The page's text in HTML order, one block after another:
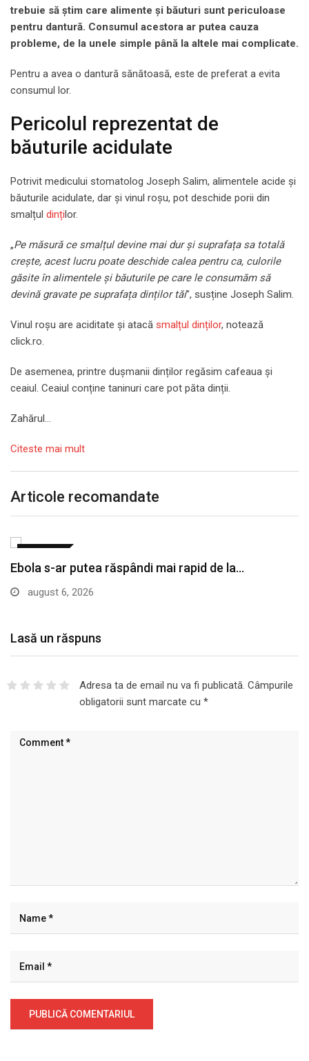
trebuie să știm care alimente și băuturi sunt periculoase
pentru dantură. Consumul acestora ar putea cauza
probleme, de la unele simple până la altele mai complicate.
Pentru a avea o dantură sănătoasă, este de preferat a evita
consumul lor.
Pericolul reprezentat de
băuturile acidulate
Potrivit medicului stomatolog Joseph Salim, alimentele acide și
băuturile acidulate, dar și vinul roșu, pot deschide porii din
smalțul dinților.
„Pe măsură ce smalțul devine mai dur și suprafața sa totală
crește, acest lucru poate deschide calea pentru ca, culorile
găsite în alimentele și băuturile pe care le consumăm să
devină gravate pe suprafața dinților tăi”, susține Joseph Salim.
Vinul roșu are aciditate și atacă smalțul dinților, notează
click.ro.
De asemenea, printre dușmanii dinților regăsim cafeaua și
ceaiul. Ceaiul conține taninuri care pot păta dinții.
Zahărul…
Citeste mai mult
Articole recomandate
S-a descoperit o nouă cauză genetică a durerii…
august 6, 2026
Lasă un răspuns
Adresa ta de email nu va fi publicată. Câmpurile
obligatorii sunt marcate cu *